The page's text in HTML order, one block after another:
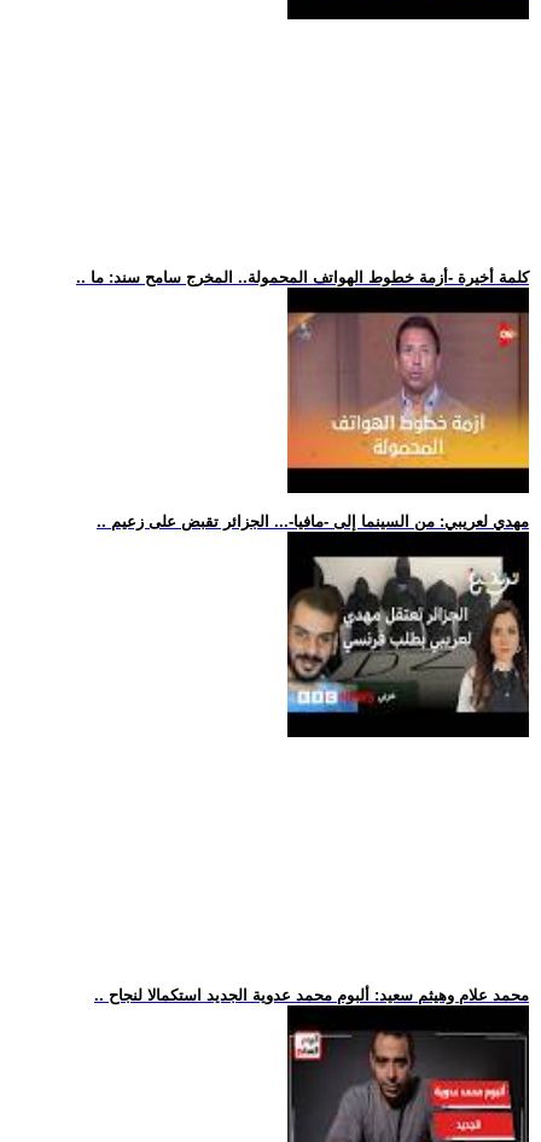
.. كلمة أخيرة -أزمة خطوط الهواتف المحمولة.. المخرج سامح سند: ما
.. مهدي لعريبي: من السينما إلى -مافيا-... الجزائر تقبض على زعيم
.. محمد علام وهيثم سعيد: ألبوم محمد عدوية الجديد استكمالا لنجاح